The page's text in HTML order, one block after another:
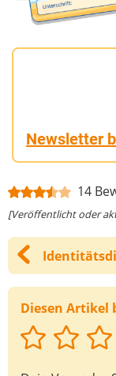
14
[Veröffentlicht oder
Diesen Artikel
Newsletter